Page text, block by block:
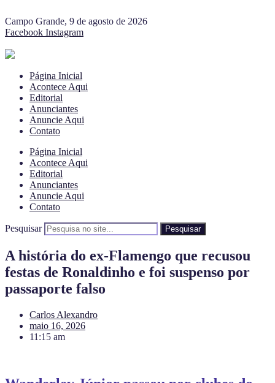
Campo Grande, 9 de agosto de 2026
Facebook Instagram
Página Inicial
Acontece Aqui
Editorial
Anunciantes
Anuncie Aqui
Contato
Página Inicial
Acontece Aqui
Editorial
Anunciantes
Anuncie Aqui
Contato
Pesquisar Pesquisar
A história do ex-Flamengo que recusou
festas de Ronaldinho e foi suspenso por
passaporte falso
Carlos Alexandro
maio 16, 2026
11:15 am